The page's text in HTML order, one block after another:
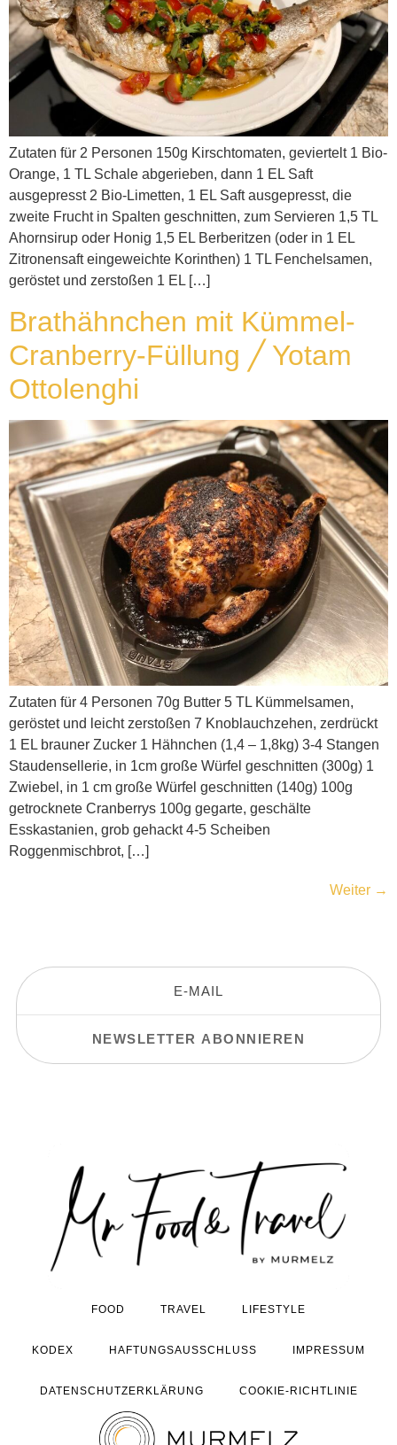
Zutaten für 2 Personen 150g Kirschtomaten, geviertelt 1 Bio-
Orange, 1 TL Schale abgerieben, dann 1 EL Saft
ausgepresst 2 Bio-Limetten, 1 EL Saft ausgepresst, die
zweite Frucht in Spalten geschnitten, zum Servieren 1,5 TL
Ahornsirup oder Honig 1,5 EL Berberitzen (oder in 1 EL
Zitronensaft eingeweichte Korinthen) 1 TL Fenchelsamen,
geröstet und zerstoßen 1 EL […]
Brathähnchen mit Kümmel-
Cranberry-Füllung ╱ Yotam
Ottolenghi
Zutaten für 4 Personen 70g Butter 5 TL Kümmelsamen,
geröstet und leicht zerstoßen 7 Knoblauchzehen, zerdrückt
1 EL brauner Zucker 1 Hähnchen (1,4 – 1,8kg) 3-4 Stangen
Staudensellerie, in 1cm große Würfel geschnitten (300g) 1
Zwiebel, in 1 cm große Würfel geschnitten (140g) 100g
getrocknete Cranberrys 100g gegarte, geschälte
Esskastanien, grob gehackt 4-5 Scheiben
Roggenmischbrot, […]
Weiter →
FOOD TRAVEL LIFESTYLE
KODEX HAFTUNGSAUSSCHLUSS IMPRESSUM
DATENSCHUTZERKLÄRUNG COOKIE-RICHTLINIE